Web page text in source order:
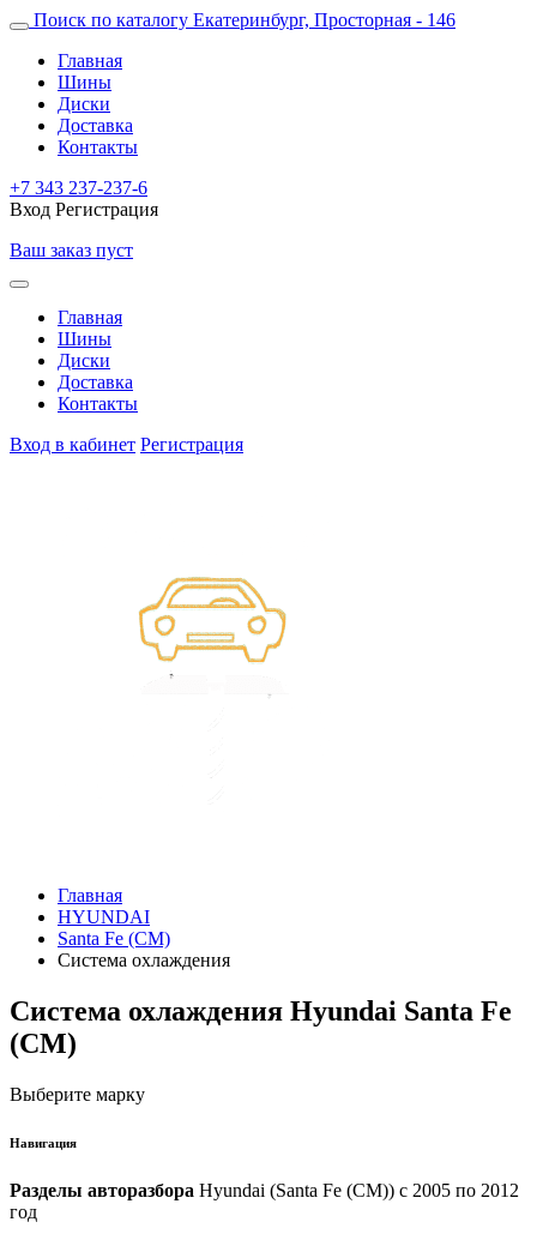
Поиск по каталогу Екатеринбург, Просторная - 146
Главная
Шины
Диски
Доставка
Контакты
+7 343 237-237-6
Вход Регистрация
Ваш заказ пуст
Главная
Шины
Диски
Доставка
Контакты
Вход в кабинет Регистрация
Главная
HYUNDAI
Santa Fe (CM)
Система охлаждения
Система охлаждения Hyundai Santa Fe
(CM)
Выберите марку
Навигация
Разделы авторазбора Hyundai (Santa Fe (CM)) с 2005 по 2012
год